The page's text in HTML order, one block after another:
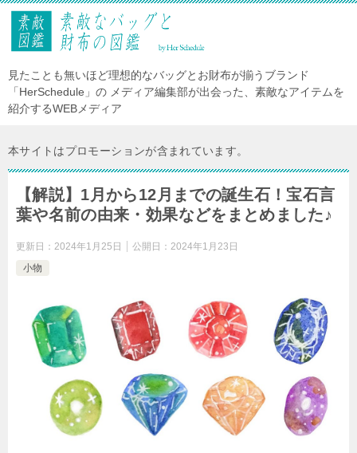
見たことも無いほど理想的なバッグとお財布が揃うブランド
「HerSchedule」の メディア編集部が出会った、素敵なアイテムを
紹介するWEBメディア
本サイトはプロモーションが含まれています。
【解説】1月から12月までの誕生石！宝石言
葉や名前の由来・効果などをまとめました♪
更新日： 2024年1月25日 公開日： 2024年1月23日
小物